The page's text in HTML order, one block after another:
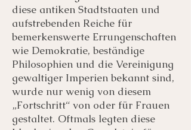
diese antiken Stadtstaaten und
aufstrebenden Reiche für
bemerkenswerte Errungenschaften
wie Demokratie, beständige
Philosophien und die Vereinigung
gewaltiger Imperien bekannt sind,
wurde nur wenig von diesem
„Fortschritt“ von oder für Frauen
gestaltet. Oftmals legten diese